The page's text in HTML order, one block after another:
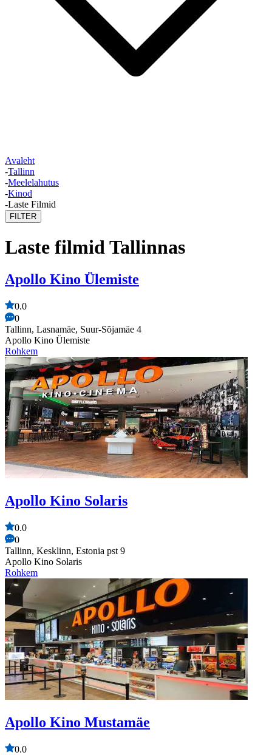
Avaleht
-Tallinn
-Meelelahutus
-Kinod
-Laste Filmid
FILTER
Laste filmid Tallinnas
Apollo Kino Ülemiste
0.0
0
Tallinn, Lasnamäe, Suur-Sõjamäe 4
Apollo Kino Ülemiste
Rohkem
Apollo Kino Solaris
0.0
0
Tallinn, Kesklinn, Estonia pst 9
Apollo Kino Solaris
Rohkem
Apollo Kino Mustamäe
0.0